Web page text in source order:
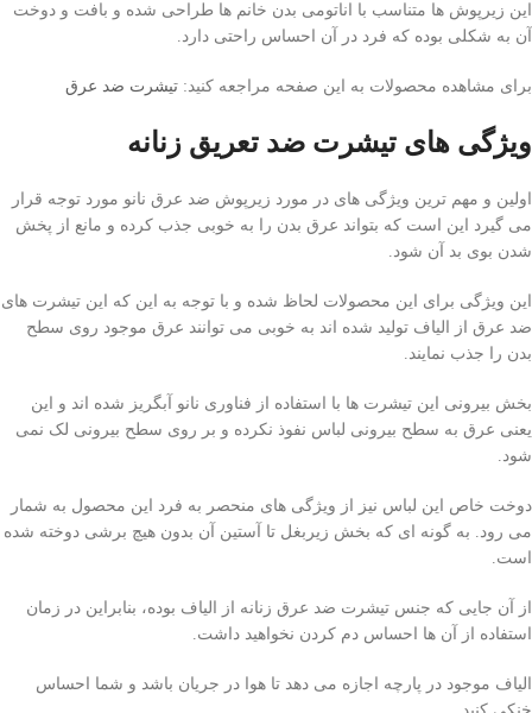
این زیرپوش ها متناسب با اناتومی بدن خانم ها طراحی شده و بافت و دوخت
آن به شکلی بوده که فرد در آن احساس راحتی دارد.
برای مشاهده محصولات به این صفحه مراجعه کنید: تیشرت ضد عرق
ویژگی های تیشرت ضد تعریق زنانه
اولین و مهم ترین ویژگی های در مورد زیرپوش ضد عرق نانو مورد توجه قرار
می گیرد این است که بتواند عرق بدن را به خوبی جذب کرده و مانع از پخش
شدن بوی بد آن شود.
این ویژگی برای این محصولات لحاظ شده و با توجه به این که این تیشرت های
ضد عرق از الیاف تولید شده اند به خوبی می توانند عرق موجود روی سطح
بدن را جذب نمایند.
بخش بیرونی این تیشرت ها با استفاده از فناوری نانو آبگریز شده اند و این
یعنی عرق به سطح بیرونی لباس نفوذ نکرده و بر روی سطح بیرونی لک نمی
شود.
دوخت خاص این لباس نیز از ویژگی های منحصر به فرد این محصول به شمار
می رود. به گونه ای که بخش زیربغل تا آستین آن بدون هیچ برشی دوخته شده
است.
از آن جایی که جنس تیشرت ضد عرق زنانه از الیاف بوده، بنابراین در زمان
استفاده از آن ها احساس دم کردن نخواهید داشت.
الیاف موجود در پارچه اجازه می دهد تا هوا در جریان باشد و شما احساس